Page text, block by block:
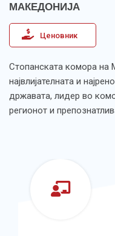
МАКЕДОНИЈА
Ценовник
Стопанската комора на
највлијателната и
државата, лидер во
регионот и